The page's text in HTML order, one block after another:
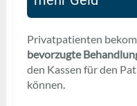
Privatpatienten
bevorzugte
den Kassen für den
können.